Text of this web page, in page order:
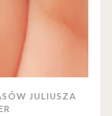
JULIUSZA